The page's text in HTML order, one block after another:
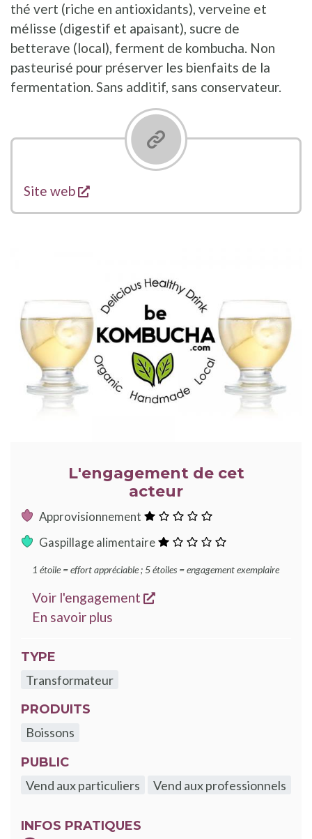
thé vert (riche en antioxidants), verveine et
mélisse (digestif et apaisant), sucre de
betterave (local), ferment de kombucha. Non
pasteurisé pour préserver les bienfaits de la
fermentation. Sans additif, sans conservateur.
Liens
Site web s'ouvre dans une nouvelle fenêtre
L'engagement de cet
acteur
Approvisionnement
étoile
Gaspillage alimentaire
étoile
1 étoile = effort appréciable ; 5 étoiles = engagement exemplaire
Voir l'engagement
s'ouvre dans une
En savoir plus
TYPE
Transformateur
PRODUITS
Boissons
PUBLIC
Vend aux particuliers
Vend aux professionnels
INFOS PRATIQUES